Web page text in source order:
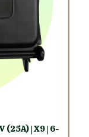
(25A) | X9 | 6-